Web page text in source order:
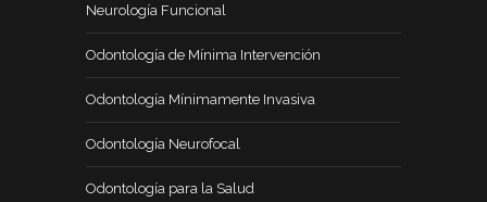
Neurología Funcional
Odontología de Mínima Intervención
Odontología Mínimamente Invasiva
Odontología Neurofocal
Odontología para la Salud